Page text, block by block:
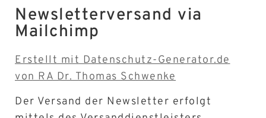
Newsletterversand via
Mailchimp
Erstellt mit Datenschutz-Generator.de
von RA Dr. Thomas Schwenke
Der Versand der Newsletter erfolgt